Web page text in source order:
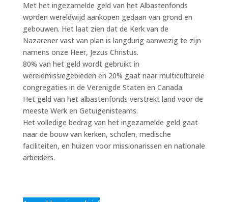
Met het ingezamelde geld van het Albastenfonds
worden wereldwijd aankopen gedaan van grond en
gebouwen. Het laat zien dat de Kerk van de
Nazarener vast van plan is langdurig aanwezig te zijn
namens onze Heer, Jezus Christus.
80% van het geld wordt gebruikt in
wereldmissiegebieden en 20% gaat naar multiculturele
congregaties in de Verenigde Staten en Canada.
Het geld van het albastenfonds verstrekt land voor de
meeste Werk en Getuigenisteams.
Het volledige bedrag van het ingezamelde geld gaat
naar de bouw van kerken, scholen, medische
faciliteiten, en huizen voor missionarissen en nationale
arbeiders.